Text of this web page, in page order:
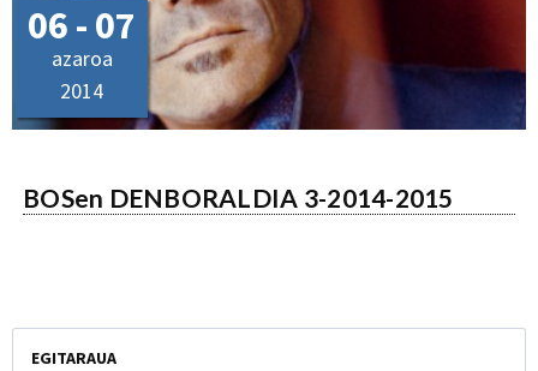
BOSen DENBORALDIA 3-2014-2015
06 - 07
azaroa
2014
EGITARAUA